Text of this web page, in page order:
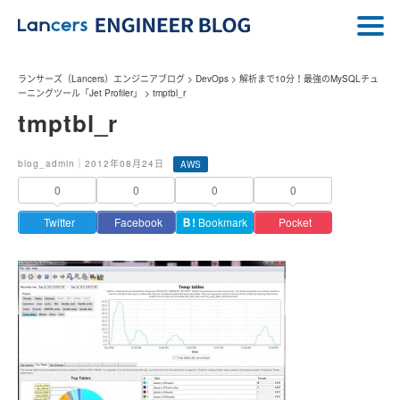
ランサーズ（Lancers）エンジニアブログ > DevOps > 解析まで10分！最強のMySQLチュ
ーニングツール「Jet Profiler」
> tmptbl_r
tmptbl_r
blog_admin｜2012年08月24日 AWS
0
Twitter
0
Facebook
0
Ｂ! Bookmark
0
Pocket